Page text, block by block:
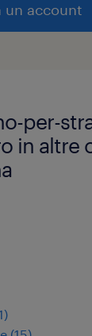
un account
per-
in altre
)